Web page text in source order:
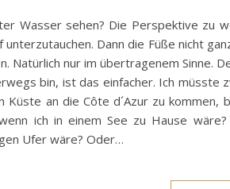
Wasser sehen? Die Perspektive zu
Dann die Füße nicht
Natürlich nur im übertragenem Sinne.
bin, ist das einfacher. Ich müsste
Küste an die Côte d´Azur zu
ich in einem See zu Hause
Ufer wäre? Oder…